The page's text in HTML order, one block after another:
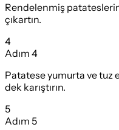
Rendelenmiş
çıkartın.
4
Adım 4
Patatese yumurta ve tuz
dek karıştırın.
5
Adım 5